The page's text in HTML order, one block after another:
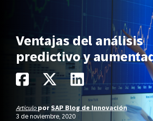
Ventajas del análisis
predictivo y
Artículo por SAP Blog de Innovación
3 de noviembre, 2020